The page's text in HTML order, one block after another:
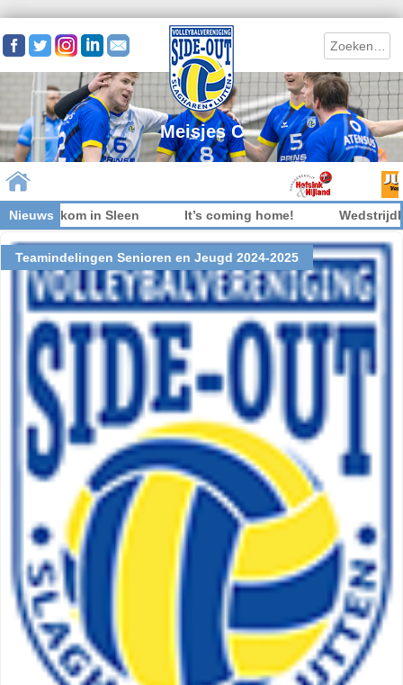
Search
Meisjes C
Nieuws
welkom in Sleen It’s coming home!
Skip to content
Teamindelingen Senioren en Jeugd 2024-2025